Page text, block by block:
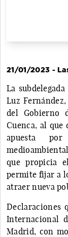
21/01/2023 -
La
Luz
del Gobierno
Cuenca, al
apuesta
que propicia
permite fijar a
atraer nueva
Declaraciones
Internacional
Madrid, con